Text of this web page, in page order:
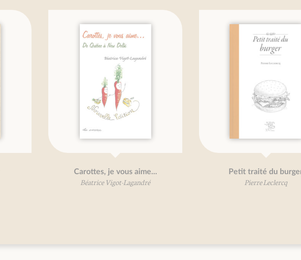
Carottes, je vous aime...
Béatrice Vigot-Lagandré
Petit traité du burger